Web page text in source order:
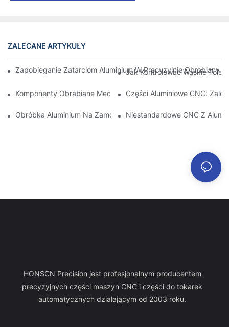
ZALECANE ARTYKUŁY
Zapobieganie Zatarciom Aluminium W Precyzyjnie
Jak Kontrolować Wąskie
Komponenty Obrabiane Mechanicznie Z Aluminium:
Części Aluminiowe CNC:
Obróbka Aluminium Na Zamówienie: Odkrywanie Najnowszych
Niestandardowe CNC Z
HONSCN Precision jest profesjonalnym producentem
precyzyjnych części maszyn CNC i części do tokarek
automatycznych działającym od 2003 roku.